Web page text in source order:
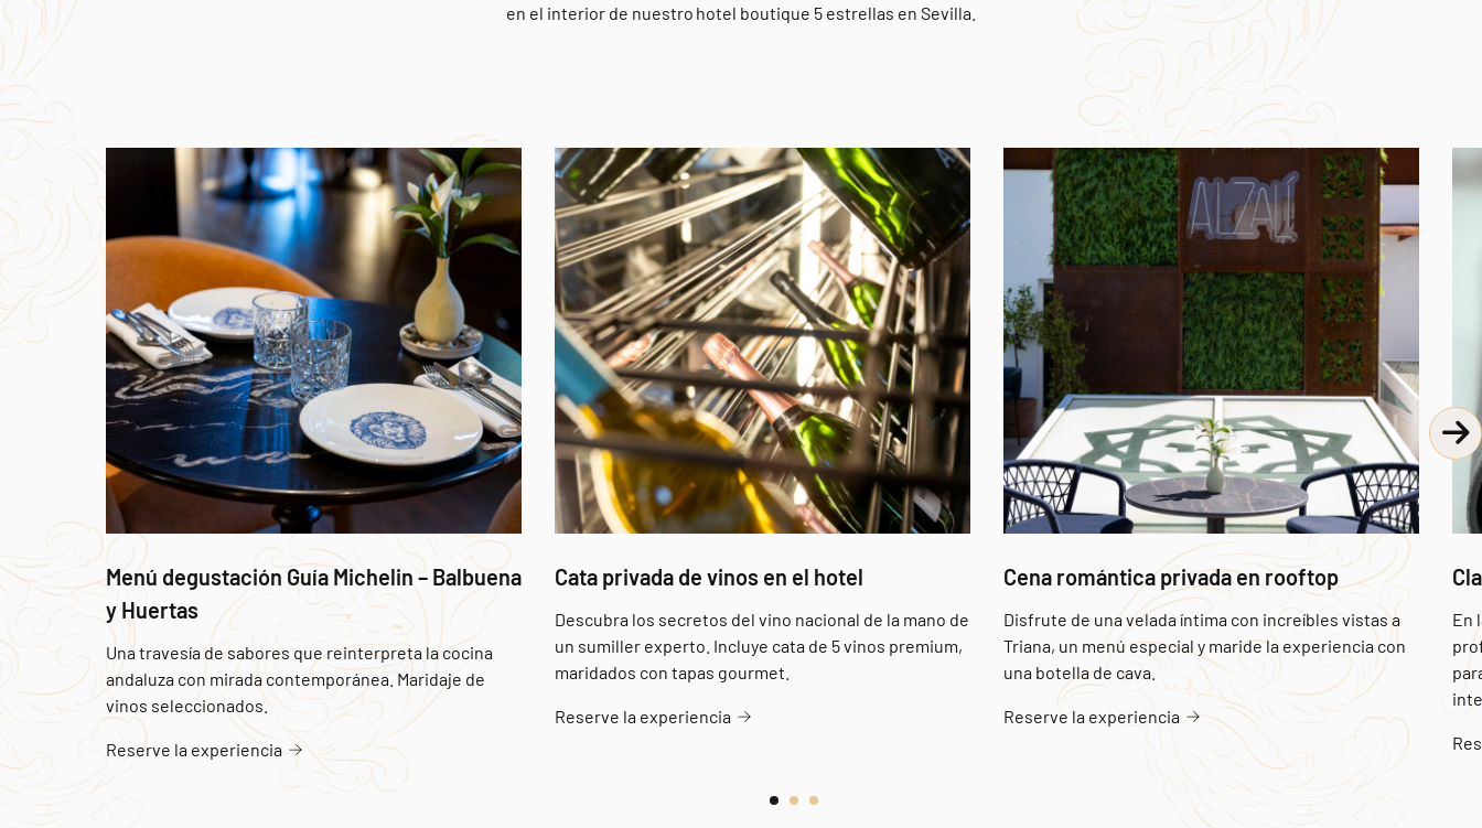
en el interior de nuestro hotel boutique 5 estrellas en Sevilla.
Menú degustación Guía Michelin – Balbuena
y Huertas
Una travesía de sabores que reinterpreta la cocina
andaluza con mirada contemporánea. Maridaje de
vinos seleccionados.
Reserve la experiencia
Cata privada de vinos en el hotel
Descubra los secretos del vino nacional de la mano de
un sumiller experto. Incluye cata de 5 vinos premium,
maridados con tapas gourmet.
Reserve la experiencia
Cena romántica privada en rooftop
Disfrute de una velada íntima con increíbles vistas a
Triana, un menú especial y maride la experiencia con
una botella de cava.
Reserve la experiencia
En